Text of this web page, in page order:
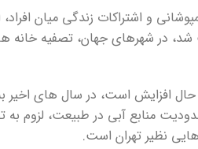
و اشتراکات زندگی میان افراد،
در شهرهای جهان، تصفیه
افزایش است، در سال های
منابع آبی در طبیعت، لزوم به
نظیر تهران است.